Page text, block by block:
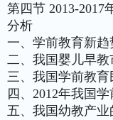
第四节 2013-2017
分析
一、学前教育新趋
二、我国婴儿早
三、我国学前教
四、2012年我国
五、我国幼教产